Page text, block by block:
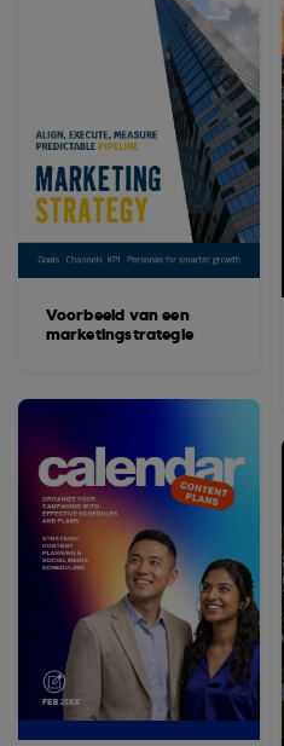
Voorbeeld van een
marketingstrategie